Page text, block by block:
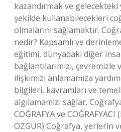
kazandırmak ve
şekilde kullanabilecekleri
olmalarını sağlamaktır.
nedir? Kapsamlı ve
eğitimi, dünyadaki diğer
bağlantılarımızı,
ilişkimizi anlamamıza
bilgileri, kavramları ve
algılamamızı sağlar.
COĞRAFYA ve
ÖZGÜR) Coğrafya, yerlerin